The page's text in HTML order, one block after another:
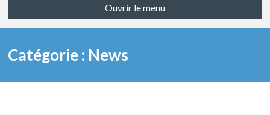
Ouvrir le menu
Catégorie : News